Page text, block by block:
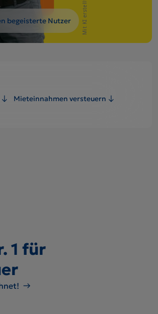
begeisterte Nutzer Mit KI erstellt
Mieteinnahmen versteuern
1 für